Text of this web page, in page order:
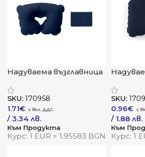
Надуваема възглавница
SKU: 170958
1.71€
/ 3.34 лв.
Към Продукта
Курс: 1 EUR = 1.95583 BGN
SKU:
0.96€
/ 1.88 лв.
Към
Курс: 1